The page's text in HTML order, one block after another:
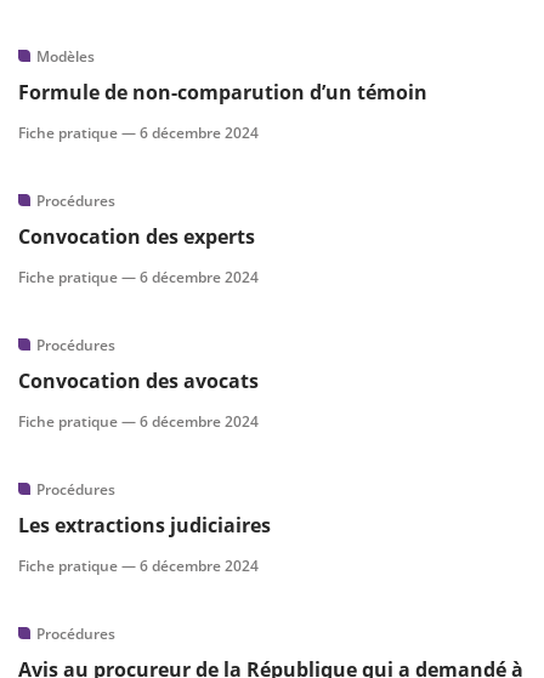
Modèles
Formule de non-comparution d’un témoin
Fiche pratique —6 décembre 2024
Procédures
Convocation des experts
Fiche pratique —6 décembre 2024
Procédures
Convocation des avocats
Fiche pratique —6 décembre 2024
Procédures
Les extractions judiciaires
Fiche pratique —6 décembre 2024
Procédures
Avis au procureur de la République qui a demandé à